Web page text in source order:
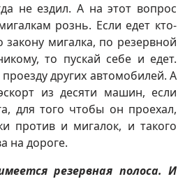
не ездил. А на этот вопрос
рознь. Если едет кто-
мигалка, по резервной
то пускай себе и едет.
других автомобилей. А
из десяти машин, если
для того чтобы он проехал,
против и мигалок, и такого
на дороге.
резервная полоса. И